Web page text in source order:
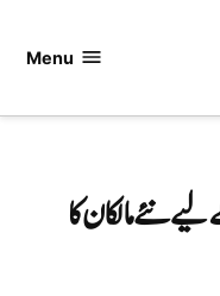
Menu
نئے مالکان کا